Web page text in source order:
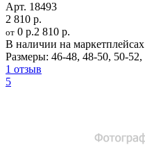
Арт. 18493
2 810 р.
от 0 р.2 810 р.
В наличии на маркетплейсах
Размеры: 46-48, 48-50, 50-52,
1 отзыв
5